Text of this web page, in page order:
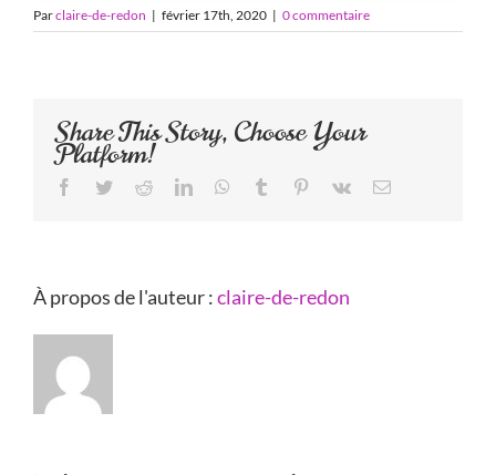
Parclaire-de-redon | février 17th, 2020 | 0 commentaire
Share This Story, Choose Your
Platform!
Facebook
TwitterRedditLinkedInWhatsApp
Tumblr Pinterest
Vk Email
À propos de l'auteur :claire-de-redon